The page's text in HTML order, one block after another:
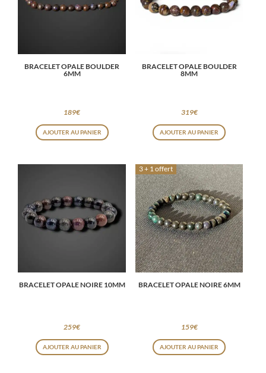
BRACELET OPALE BOULDER
6MM
189€
AJOUTER AU PANIER
BRACELET OPALE BOULDER
8MM
319€
AJOUTER AU PANIER
BRACELET OPALE NOIRE 10MM
259€
AJOUTER AU PANIER
3 + 1 offert
BRACELET OPALE NOIRE 6MM
159€
AJOUTER AU PANIER